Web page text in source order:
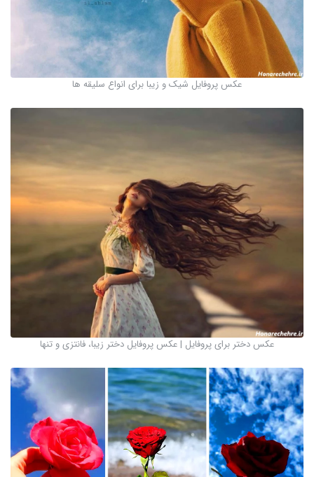
عکس پروفایل شیک و زیبا برای انواع سلیقه ها
عکس دختر برای پروفایل | عکس پروفایل دختر زیبا، فانتزی و تنها